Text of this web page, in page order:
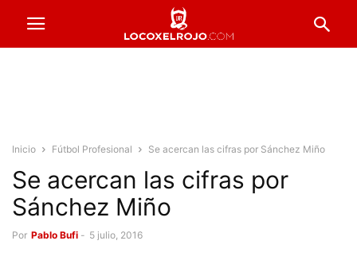
Inicio Fútbol Profesional Se acercan las cifras por Sánchez Miño
Se acercan las cifras por
Sánchez Miño
Por Pablo Bufi - 5 julio, 2016